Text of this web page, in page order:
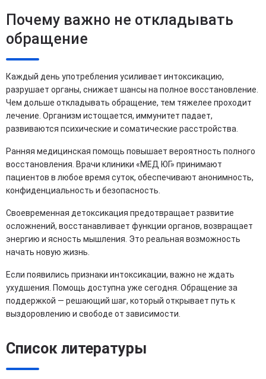
Почему важно не откладывать
обращение
Каждый день употребления усиливает интоксикацию,
разрушает органы, снижает шансы на полное восстановление.
Чем дольше откладывать обращение, тем тяжелее проходит
лечение. Организм истощается, иммунитет падает,
развиваются психические и соматические расстройства.
Ранняя медицинская помощь повышает вероятность полного
восстановления. Врачи клиники «МЕД ЮГ» принимают
пациентов в любое время суток, обеспечивают анонимность,
конфиденциальность и безопасность.
Своевременная детоксикация предотвращает развитие
осложнений, восстанавливает функции органов, возвращает
энергию и ясность мышления. Это реальная возможность
начать новую жизнь.
Если появились признаки интоксикации, важно не ждать
ухудшения. Помощь доступна уже сегодня. Обращение за
поддержкой — решающий шаг, который открывает путь к
выздоровлению и свободе от зависимости.
Список литературы